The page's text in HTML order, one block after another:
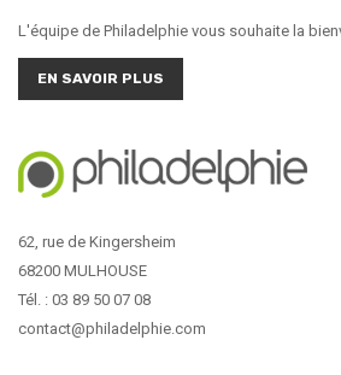
L'équipe de Philadelphie vous souhaite la
EN SAVOIR PLUS
62, rue de Kingersheim
68200 MULHOUSE
Tél. : 03 89 50 07 08
contact@philadelphie.com